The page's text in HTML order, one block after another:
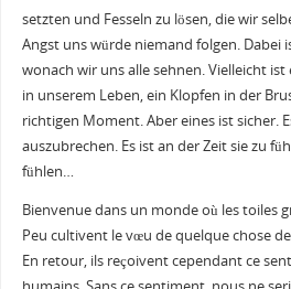
setzten und Fesseln zu lösen, die wir
Angst uns würde niemand folgen. Dabei
wonach wir uns alle sehnen. Vielleicht
in unserem Leben, ein Klopfen in der
richtigen Moment. Aber eines ist sicher.
auszubrechen. Es ist an der Zeit sie zu
fühlen…
Bienvenue dans un monde où les toiles
Peu cultivent le vœu de quelque chose
En retour, ils reçoivent cependant ce